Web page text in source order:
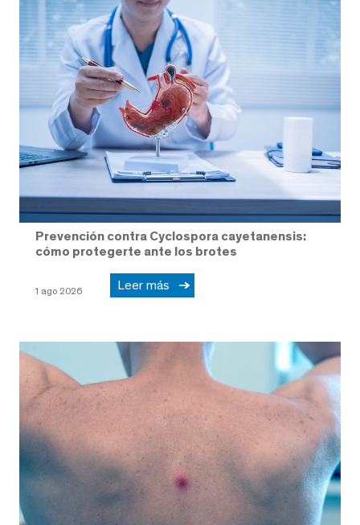
Prevención contra Cyclospora cayetanensis:
cómo protegerte ante los brotes
1 ago 2026 Leer más